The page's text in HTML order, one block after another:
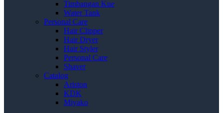
Timbangan Kue
Water Tank
Personal Care
Hair Clipper
Hair Dryer
Hair Styler
Personal Care
Shaver
Catalog
Ariston
KDK
Miyako